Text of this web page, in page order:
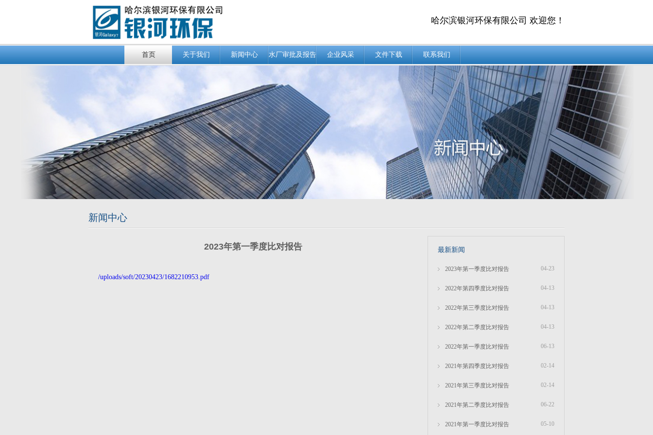
哈尔滨银河环保有限公司 欢迎您！
首页 关于我们 新闻中心 水厂审批及报告 企业风采 文件下载 联系我们
新闻中心
2023年第一季度比对报告
/uploads/soft/20230423/1682210953.pdf
最新新闻
2023年第一季度比对报告 04-23
2022年第四季度比对报告 04-13
2022年第三季度比对报告 04-13
2022年第二季度比对报告 04-13
2022年第一季度比对报告 06-13
2021年第四季度比对报告 02-14
2021年第三季度比对报告 02-14
2021年第二季度比对报告 06-22
2021年第一季度比对报告 05-10